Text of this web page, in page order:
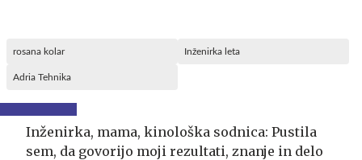
rosana kolar Inženirka leta
Adria Tehnika
Inženirka, mama, kinološka sodnica: Pustila
sem, da govorijo moji rezultati, znanje in delo